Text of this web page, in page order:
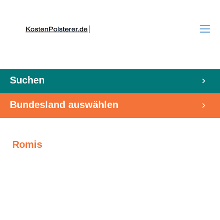
Suchen
Bundesland auswählen
Romis